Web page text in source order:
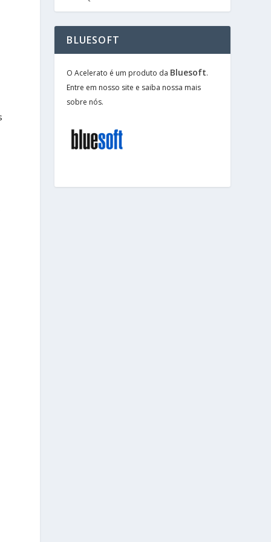
BLUESOFT
O Acelerato é um produto da Bluesoft.
Entre em nosso site e saiba nossa mais
sobre nós.